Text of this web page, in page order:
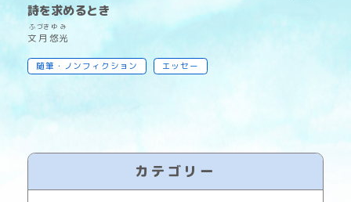
詩を求めるとき
文
ふ
月
づき
悠
ゆ
光
み
随筆・ノンフィクション エッセー
カテゴリー